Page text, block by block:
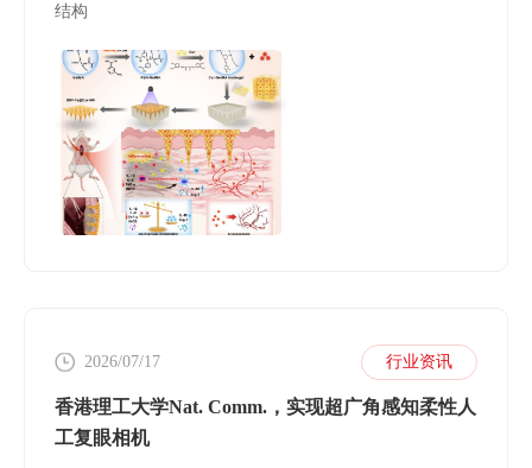
结构
2026/07/17 行业资讯
香港理工大学Nat. Comm.，实现超广角感知柔性人
工复眼相机